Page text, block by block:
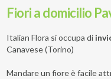
Fiori a domicilio
Italian Flora si occupa di
Canavese (Torino)
Mandare un fiore è facile